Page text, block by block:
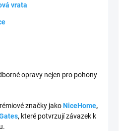
vrata
opravy nejen pro pohony
značky jakoNiceHome,
, které potvrzují závazek k